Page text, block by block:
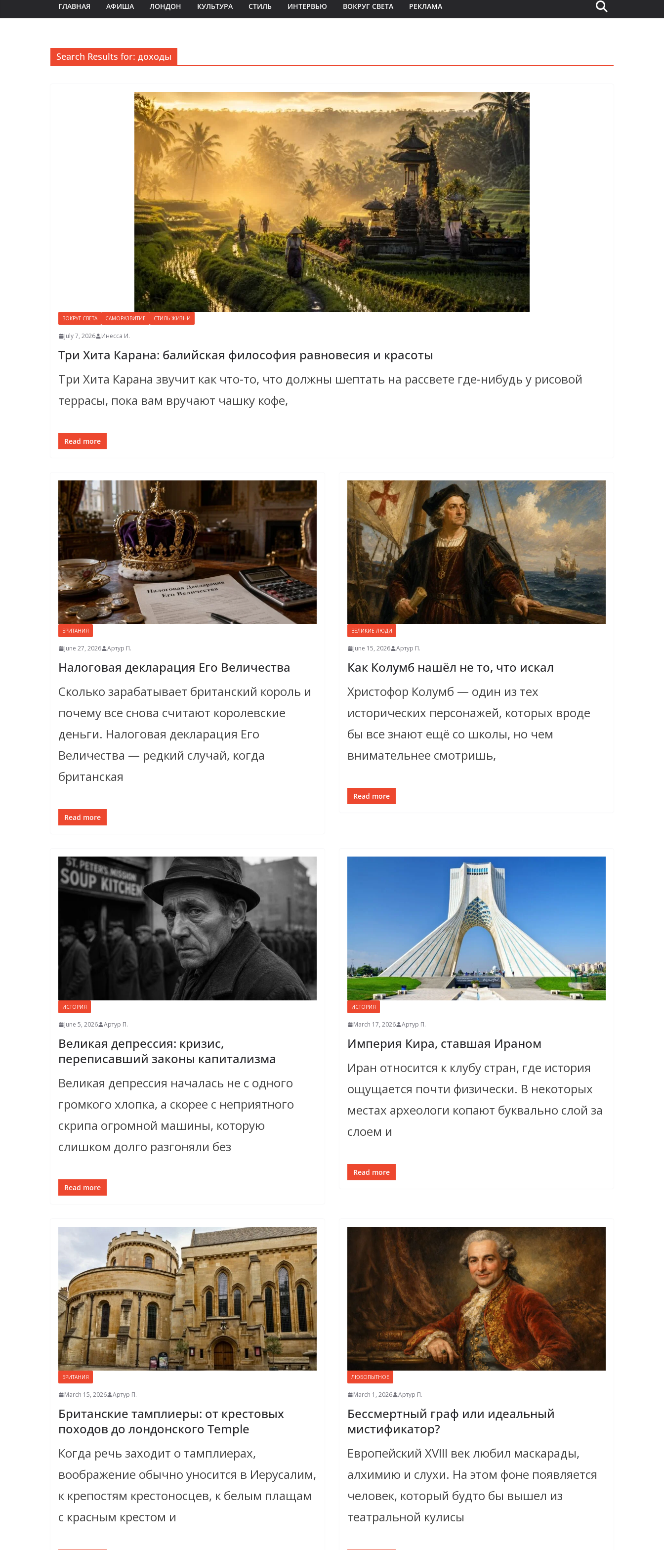
ГЛАВНАЯ АФИША ЛОНДОН КУЛЬТУРА СТИЛЬ ИНТЕРВЬЮ ВОКРУГ СВЕТА РЕКЛАМА
Search Results for: доходы
ВОКРУГ СВЕТА САМОРАЗВИТИЕ СТИЛЬ ЖИЗНИ
July 7, 2026 Инесса И.
Три Хита Карана: балийская философия равновесия и красоты
Три Хита Карана звучит как что-то, что должны шептать на рассвете где-нибудь у рисовой
террасы, пока вам вручают чашку кофе,
Read more
БРИТАНИЯ
June 27, 2026 Артур П.
Налоговая декларация Его Величества
Сколько зарабатывает британский король и
почему все снова считают королевские
деньги. Налоговая декларация Его
Величества — редкий случай, когда
британская
Read more
ВЕЛИКИЕ ЛЮДИ
June 15, 2026 Артур П.
Как Колумб нашёл не то, что искал
Христофор Колумб — один из тех
исторических персонажей, которых вроде
бы все знают ещё со школы, но чем
внимательнее смотришь,
Read more
ИСТОРИЯ
June 5, 2026 Артур П.
Великая депрессия: кризис,
переписавший законы капитализма
Великая депрессия началась не с одного
громкого хлопка, а скорее с неприятного
скрипа огромной машины, которую
слишком долго разгоняли без
Read more
ИСТОРИЯ
March 17, 2026 Артур П.
Империя Кира, ставшая Ираном
Иран относится к клубу стран, где история
ощущается почти физически. В некоторых
местах археологи копают буквально слой за
слоем и
Read more
БРИТАНИЯ
March 15, 2026 Артур П.
Британские тамплиеры: от крестовых
походов до лондонского Temple
Когда речь заходит о тамплиерах,
воображение обычно уносится в Иерусалим,
к крепостям крестоносцев, к белым плащам
с красным крестом и
ЛЮБОПЫТНОЕ
March 1, 2026 Артур П.
Бессмертный граф или идеальный
мистификатор?
Европейский XVIII век любил маскарады,
алхимию и слухи. На этом фоне появляется
человек, который будто бы вышел из
театральной кулисы